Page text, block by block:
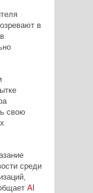
в
свою
среди
Al